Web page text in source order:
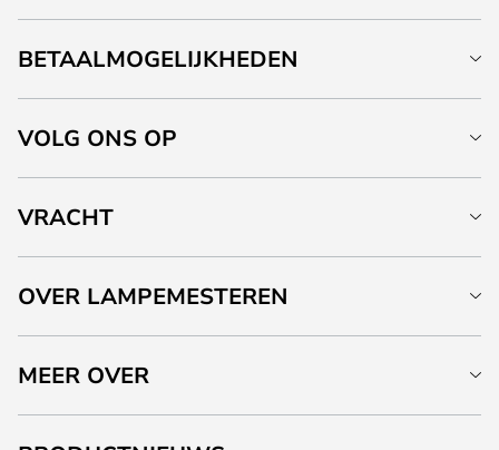
BETAALMOGELIJKHEDEN
VOLG ONS OP
VRACHT
OVER LAMPEMESTEREN
MEER OVER